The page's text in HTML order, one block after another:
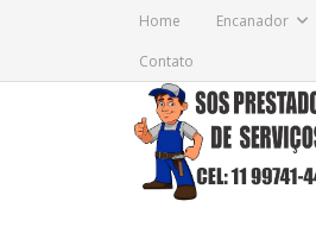
Home Encanador
Contato